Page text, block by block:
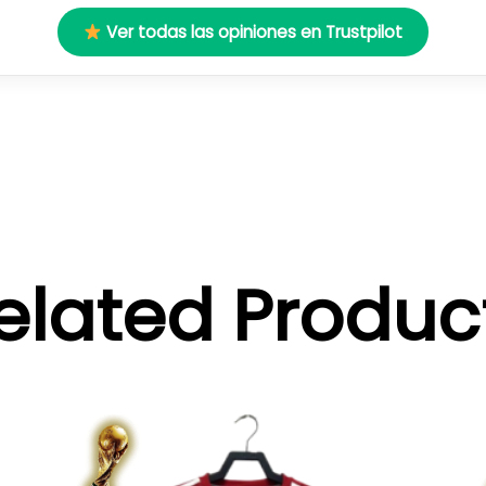
Ver todas las opiniones en Trustpilot
El
precio
original
actual
tiene